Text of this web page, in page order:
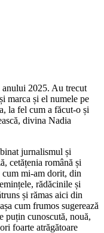
2025. Au trecut
marca și el numele pe
la fel cum a făcut-o și
divina Nadia
jurnalismul și
cetățenia română și
cum mi-am dorit, din
rădăcinile și
și rămas aici din
cum frumos sugerează
puțin cunoscută, nouă,
foarte atrăgătoare